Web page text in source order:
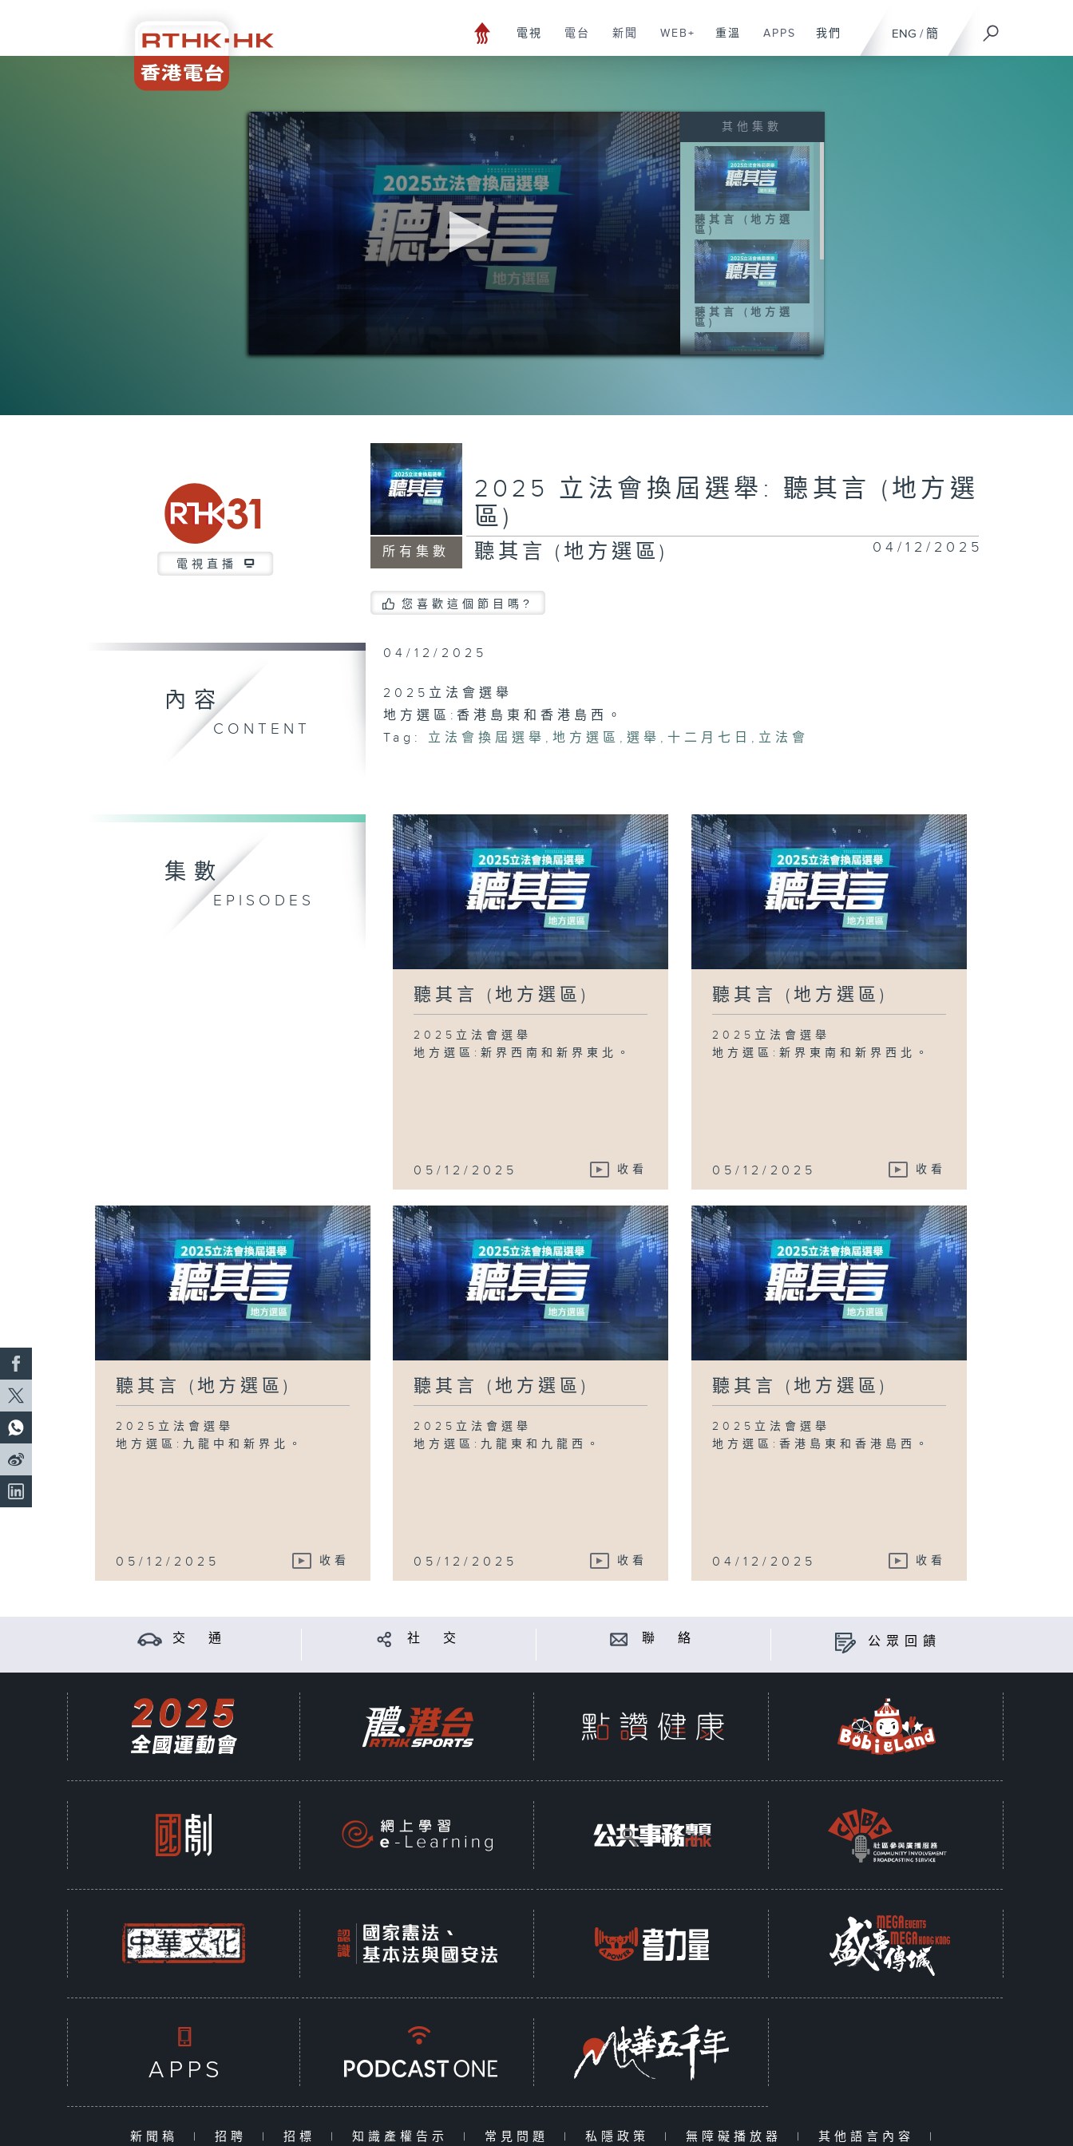
ENG / 簡
電視 電台 新聞 WEB+ 重溫 APPS 我們
0
其他集數
聽其言 (地方選
區)
聽其言 (地方選
區)
區)
聽其言 (地方選
電視直播
所有集數
2025 立法會換屆選舉: 聽其言 (地方選
區)
聽其言 (地方選區) 04/12/2025
您喜歡這個節目嗎?
內容
CONTENT
04/12/2025
2025立法會選舉
地方選區:香港島東和香港島西。
Tag:
立法會換屆選舉 ,地方選區 ,選舉 , 十二月七日 ,立法會
集數
EPISODES
聽其言 (地方選區)
2025立法會選舉
地方選區:新界西南和新界東北。
05/12/2025 收看
聽其言 (地方選區)
2025立法會選舉
地方選區:新界東南和新界西北。
05/12/2025 收看
聽其言 (地方選區)
2025立法會選舉
地方選區:九龍中和新界北。
05/12/2025 收看
聽其言 (地方選區)
2025立法會選舉
地方選區:九龍東和九龍西。
05/12/2025 收看
聽其言 (地方選區)
2025立法會選舉
地方選區:香港島東和香港島西。
04/12/2025 收看
交 通 社 交 聯 絡 公眾回饋
新聞稿 | 招聘 | 招標 | 知識產權告示 | 常見問題 | 私隱政策 | 無障礙播放器 | 其他語言內容 |